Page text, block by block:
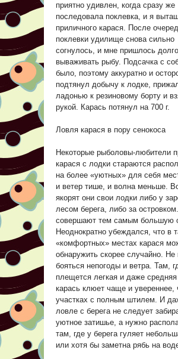
приятно удивлен, когда сразу же
последовала поклевка, и я
приличного карася. После
поклевки удилище снова сильно
согнулось, и мне пришлось долго
вываживать рыбу. Подсачка с
было, поэтому аккуратно и
подтянул добычу к лодке,
ладонью к резиновому борту и
рукой. Карась потянул на 700 г.
Ловля карася в пору сенокоса
Некоторые рыболовы-любители
карася с лодки стараются
на более «уютных» для себя
и ветер тише, и волна меньше.
якорят они свои лодки либо у
лесом берега, либо за
совершают тем самым большую
Неоднократно убеждался, что в
«комфортных» местах карася
обнаружить скорее случайно. Не
бояться непогоды и ветра. Там,
плещется легкая и даже
карась клюет чаще и увереннее,
участках с полным штилем. И
ловле с берега не следует
уютное затишье, а нужно
там, где у берега гуляет
или хотя бы заметна рябь на